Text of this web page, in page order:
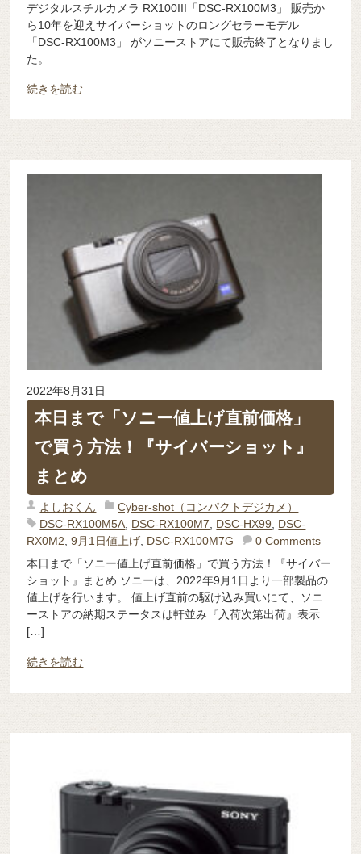
デジタルスチルカメラ RX100III「DSC-RX100M3」 販売か
ら10年を迎えサイバーショットのロングセラーモデル
「DSC-RX100M3」 がソニーストアにて販売終了となりまし
た。
続きを読む
2022年8月31日
本日まで「ソニー値上げ直前価格」
で買う方法！『サイバーショット』
まとめ
よしおくん
Cyber-shot（コンパクトデジカメ）
DSC-RX100M5A DSC-RX100M7 DSC-HX99
DSC-
RX0M2 ,9月1日値上げ DSC-RX100M7G
0 Comments
本日まで「ソニー値上げ直前価格」で買う方法！『サイバー
ショット』まとめ ソニーは、2022年9月1日より一部製品の
値上げを行います。 値上げ直前の駆け込み買いにて、ソニ
ーストアの納期ステータスは軒並み『入荷次第出荷』表示
[…]
続きを読む